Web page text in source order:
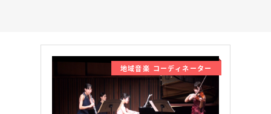
地域音楽 コーディネーター